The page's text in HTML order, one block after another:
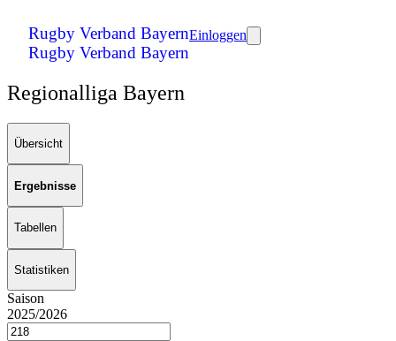
Rugby Verband Bayern
Rugby Verband Bayern
Einloggen
Regionalliga Bayern
Übersicht
Ergebnisse
Tabellen
Statistiken
Saison
2025/2026